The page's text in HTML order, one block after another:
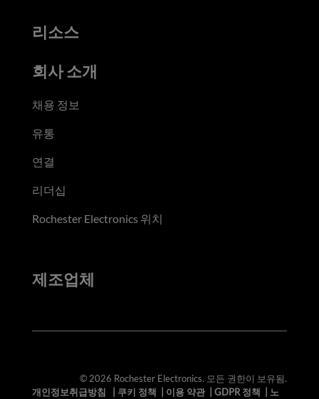
리소스
회사 소개
채용 정보
유통
연결
리더십
Rochester Electronics 위치
제조업체
© 2026 Rochester Electronics. 모든 권한이 보유됨.
개인정보취급방침
쿠키 정책 이용 약관| GDPR 정책
노